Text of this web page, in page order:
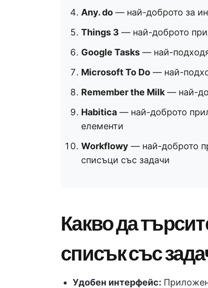
Any. do — най-доброто за
Things 3 — най-доброто
Google Tasks — най-
Microsoft To Do — най-
Remember the Milk — най-
Habitica — най-доброто
елементи
Workflowy — най-доброто
списъци със задачи
Какво да
списък със
Удобен интерфейс: